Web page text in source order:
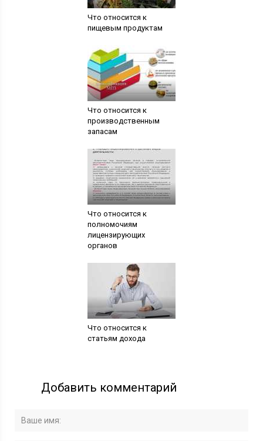
Что относится к
пищевым продуктам
Что относится к
производственным
запасам
Что относится к
полномочиям
лицензирующих
органов
Что относится к
статьям дохода
Добавить комментарий